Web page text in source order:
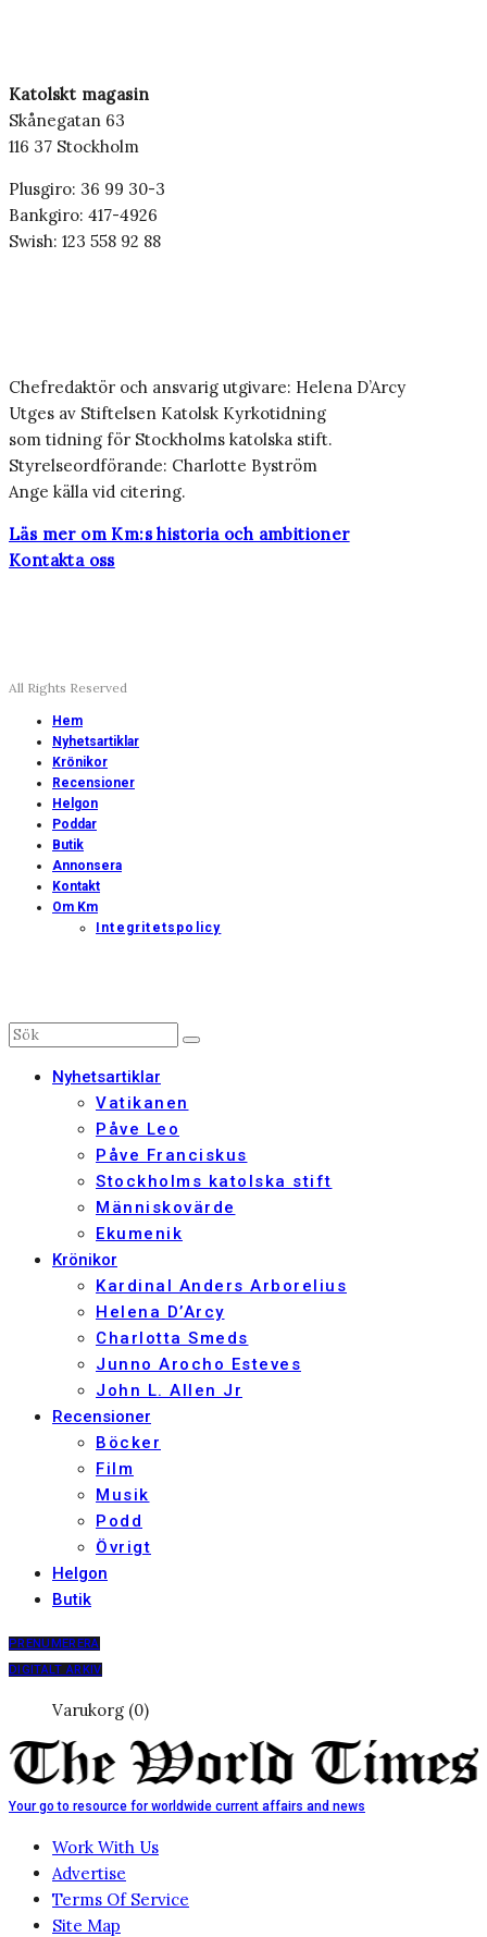
Katolskt magasin
Skånegatan 63
116 37 Stockholm
Plusgiro: 36 99 30-3
Bankgiro: 417-4926
Swish: 123 558 92 88
Chefredaktör och ansvarig utgivare: Helena D’Arcy
Utges av Stiftelsen Katolsk Kyrkotidning
som tidning för Stockholms katolska stift.
Styrelseordförande: Charlotte Byström
Ange källa vid citering.
Läs mer om Km:s historia och ambitioner
Kontakta oss
All Rights Reserved
Hem
Nyhetsartiklar
Krönikor
Recensioner
Helgon
Poddar
Butik
Annonsera
Kontakt
Om Km
Integritetspolicy
Nyhetsartiklar
Vatikanen
Påve Leo
Påve Franciskus
Stockholms katolska stift
Människovärde
Ekumenik
Krönikor
Kardinal Anders Arborelius
Helena D’Arcy
Charlotta Smeds
Junno Arocho Esteves
John L. Allen Jr
Recensioner
Böcker
Film
Musik
Podd
Övrigt
Helgon
Butik
PRENUMERERA
DIGITALT ARKIV
Varukorg (0)
Your go to resource for worldwide current affairs and news
Work With Us
Advertise
Terms Of Service
Site Map